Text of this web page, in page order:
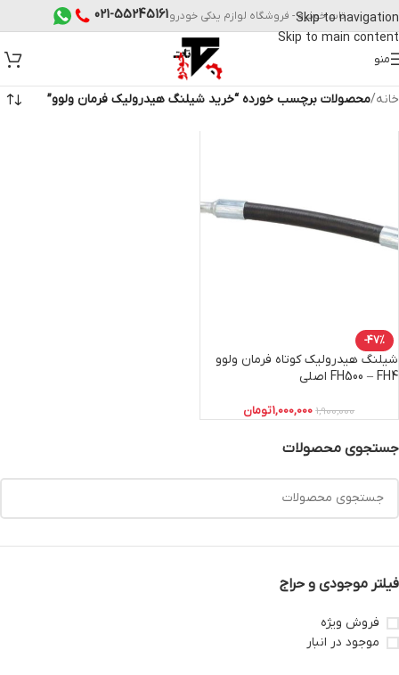
Skip to navigation
Skip to main content
تات خودرو - فروشگاه لوازم یدکی خودرو021-55245161
منو
جستجوی محصولات
فیلتر موجودی و حراج
فروش ویژه
موجود در انبار
خانه/محصولات برچسب خورده “خرید شیلنگ هیدرولیک فرمان ولوو”
-47%
شیلنگ هیدرولیک کوتاه فرمان ولوو
FH500 – FH4 اصلی
1,900,000
1,000,000تومان